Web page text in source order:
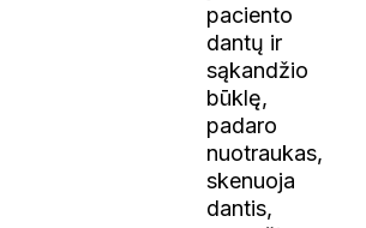
paciento
dantų ir
sąkandžio
būklę,
padaro
nuotraukas,
skenuoja
dantis,